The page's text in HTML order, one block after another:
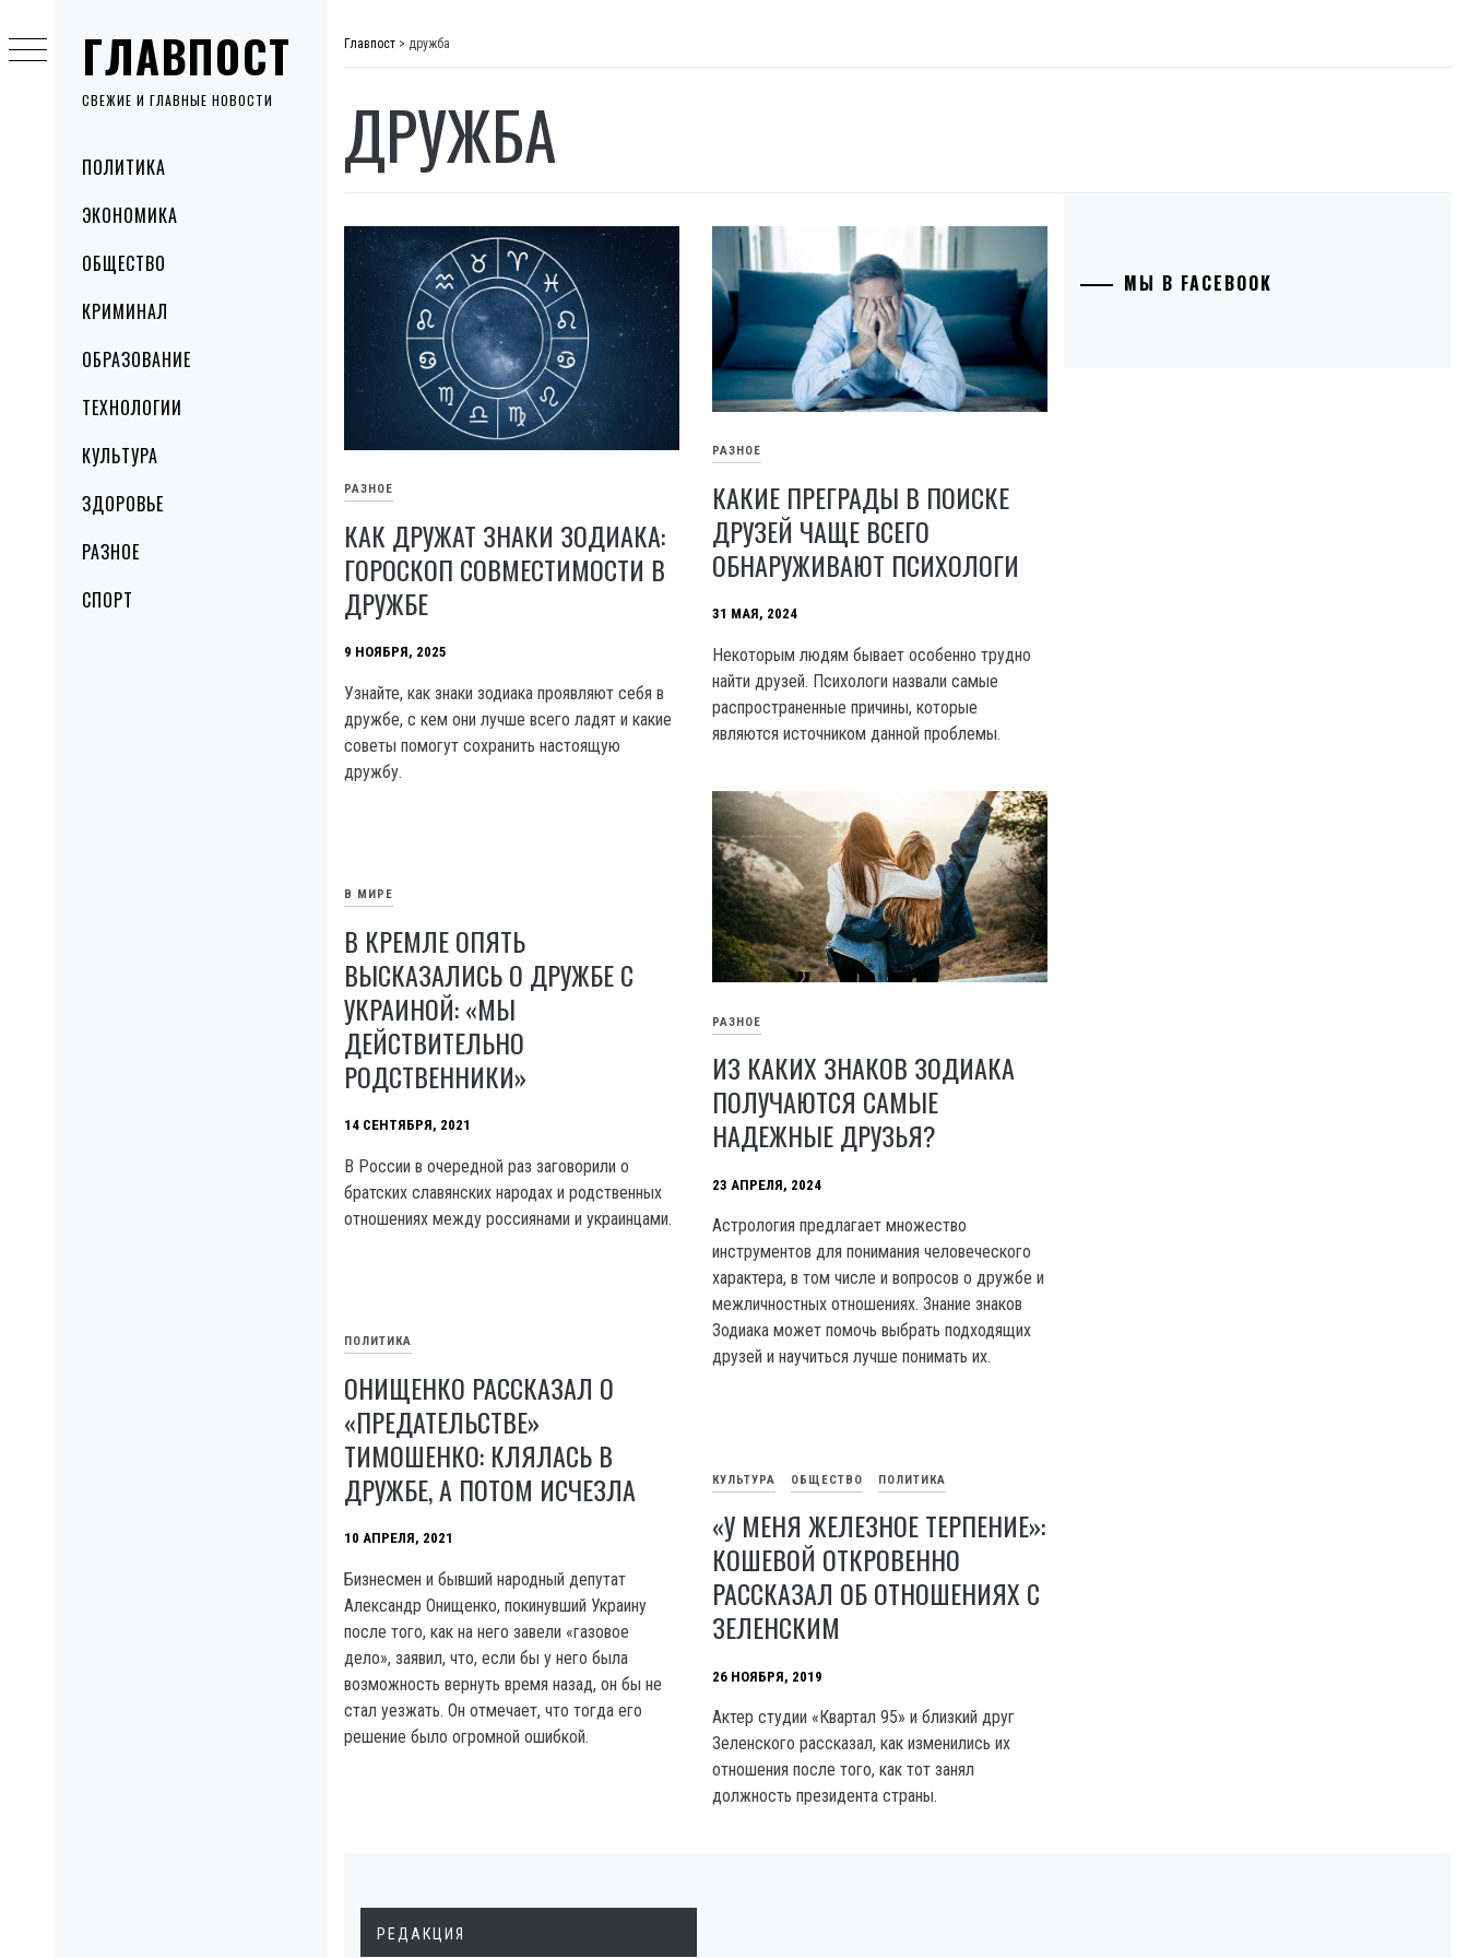
ГЛАВПОСТ
СВЕЖИЕ И ГЛАВНЫЕ НОВОСТИ
MenuПОЛИТИКА
ЭКОНОМИКА
ОБЩЕСТВО
КРИМИНАЛ
ОБРАЗОВАНИЕ
ТЕХНОЛОГИИ
КУЛЬТУРА
ЗДОРОВЬЕ
РАЗНОЕ
СПОРТ
to
content
Главпост > дружба
ДРУЖБА
РАЗНОЕ
КАК ДРУЖАТ ЗНАКИ ЗОДИАКА:
ГОРОСКОП СОВМЕСТИМОСТИ В
ДРУЖБЕ
9 НОЯБРЯ, 2025
Узнайте, как знаки зодиака проявляют себя в
дружбе, с кем они лучше всего ладят и какие
советы помогут сохранить настоящую
дружбу.
РАЗНОЕ
КАКИЕ ПРЕГРАДЫ В ПОИСКЕ
ДРУЗЕЙ ЧАЩЕ ВСЕГО
ОБНАРУЖИВАЮТ ПСИХОЛОГИ
31 МАЯ, 2024
Некоторым людям бывает особенно трудно
найти друзей. Психологи назвали самые
распространенные причины, которые
являются источником данной проблемы.
РАЗНОЕ
ИЗ КАКИХ ЗНАКОВ ЗОДИАКА
ПОЛУЧАЮТСЯ САМЫЕ
НАДЕЖНЫЕ ДРУЗЬЯ?
23 АПРЕЛЯ, 2024
Астрология предлагает множество
инструментов для понимания человеческого
характера, в том числе и вопросов о дружбе и
межличностных отношениях. Знание знаков
Зодиака может помочь выбрать подходящих
друзей и научиться лучше понимать их.
В МИРЕ
В КРЕМЛЕ ОПЯТЬ
ВЫСКАЗАЛИСЬ О ДРУЖБЕ С
УКРАИНОЙ: «МЫ
ДЕЙСТВИТЕЛЬНО
РОДСТВЕННИКИ»
14 СЕНТЯБРЯ, 2021
В России в очередной раз заговорили о
братских славянских народах и родственных
отношениях между россиянами и украинцами.
ПОЛИТИКА
ОНИЩЕНКО РАССКАЗАЛ О
«ПРЕДАТЕЛЬСТВЕ»
ТИМОШЕНКО: КЛЯЛАСЬ В
ДРУЖБЕ, А ПОТОМ ИСЧЕЗЛА
10 АПРЕЛЯ, 2021
Бизнесмен и бывший народный депутат
Александр Онищенко, покинувший Украину
после того, как на него завели «газовое
дело», заявил, что, если бы у него была
возможность вернуть время назад, он бы не
стал уезжать. Он отмечает, что тогда его
решение было огромной ошибкой.
КУЛЬТУРА ОБЩЕСТВО ПОЛИТИКА
«У МЕНЯ ЖЕЛЕЗНОЕ ТЕРПЕНИЕ»:
КОШЕВОЙ ОТКРОВЕННО
РАССКАЗАЛ ОБ ОТНОШЕНИЯХ С
ЗЕЛЕНСКИМ
26 НОЯБРЯ, 2019
Актер студии «Квартал 95» и близкий друг
Зеленского рассказал, как изменились их
отношения после того, как тот занял
должность президента страны.
МЫ В FACEBOOK
РЕДАКЦИЯ